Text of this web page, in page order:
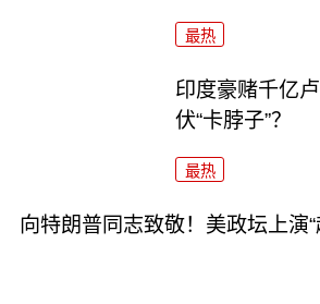
最热
印度豪赌千亿
伏“卡脖子”？
最热
向特朗普同志致敬！美政坛上演